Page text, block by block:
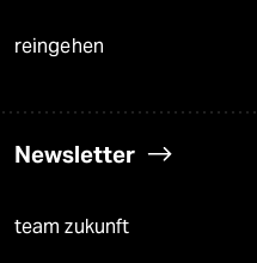
reingehen
Newsletter
team zukunft